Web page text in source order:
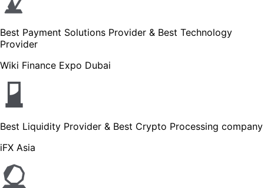
Best Payment Solutions Provider & Best Technology
Provider
Wiki Finance Expo Dubai
Best Liquidity Provider & Best Crypto Processing company
iFX Asia